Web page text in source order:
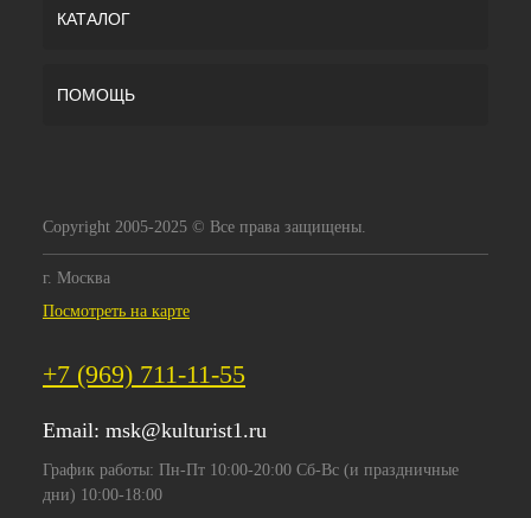
КАТАЛОГ
ПОМОЩЬ
Copyright 2005-2025 © Все права защищены.
г. Москва
Посмотреть на карте
+7 (969) 711-11-55
Email: msk@kulturist1.ru
График работы: Пн-Пт 10:00-20:00 Сб-Вс (и праздничные
дни) 10:00-18:00